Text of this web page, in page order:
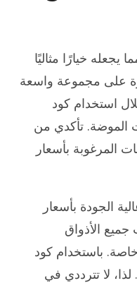
مما يجعله خيارًا مثاليًا
على مجموعة واسعة
استخدام كود
الموضة. تأكدي من
المرغوبة بأسعار
ملابس عالية الجودة بأسعار
الأذواق
باستخدام كود
لا تترددي في